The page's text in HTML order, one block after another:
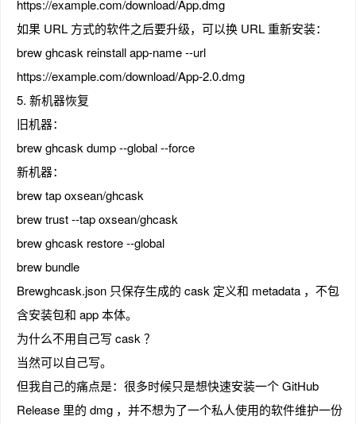
https://example.com/download/App.dmg
如果 URL 方式的软件之后要升级，可以换 URL 重新安装：
brew ghcask reinstall app-name --url
https://example.com/download/App-2.0.dmg
5. 新机器恢复
旧机器：
brew ghcask dump --global --force
新机器：
brew tap oxsean/ghcask
brew trust --tap oxsean/ghcask
brew ghcask restore --global
brew bundle
Brewghcask.json 只保存生成的 cask 定义和 metadata ，不包
含安装包和 app 本体。
为什么不用自己写 cask ？
当然可以自己写。
但我自己的痛点是：很多时候只是想快速安装一个 GitHub
Release 里的 dmg ，并不想为了一个私人使用的软件维护一份